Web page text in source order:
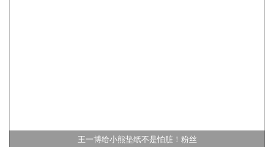
王一博给小熊垫纸不是怕脏！粉丝